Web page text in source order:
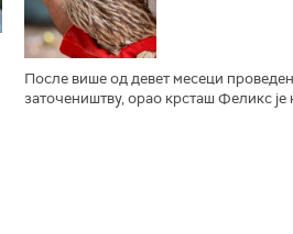
После више од девет месеци
заточеништву, орао крсташ Феликс је